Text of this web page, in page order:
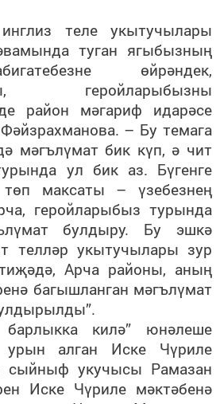
теле укытучылары
туган ягыбызның
өйрәндек,
геройларыбызны
район мәгариф идарәсе
– Бу темага
мәгълүмат бик күп, ә чит
ул бик аз. Бүгенге
төп максаты – үзебезнең
геройларыбыз турында
булдыру. Бу эшкә
телләр укытучылары зур
Арча районы, аның
багышланган мәгълүмат
барлыкка килә” юнәлеше
урын алган Иске Чүриле
сыйныф укучысы Рамазан
Иске Чүриле мәктәбенә